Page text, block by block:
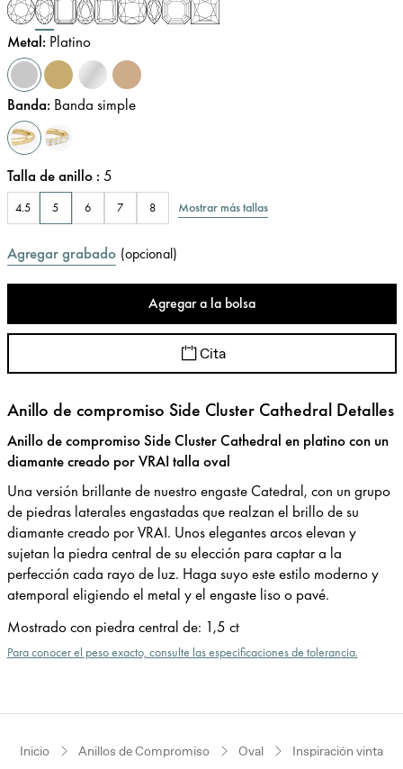
Metal: Platino
Banda: Banda simple
Talla de anillo : 5
4.5 5 6 7 8 Mostrar más tallas
Agregar grabado (opcional)
Agregar a la bolsa
Cita
Anillo de compromiso Side Cluster Cathedral Detalles
Anillo de compromiso Side Cluster Cathedral en platino con un
diamante creado por VRAI talla oval
Una versión brillante de nuestro engaste Catedral, con un grupo
de piedras laterales engastadas que realzan el brillo de su
diamante creado por VRAI. Unos elegantes arcos elevan y
sujetan la piedra central de su elección para captar a la
perfección cada rayo de luz. Haga suyo este estilo moderno y
atemporal eligiendo el metal y el engaste liso o pavé.
Mostrado con piedra central de: 1,5 ct
Para conocer el peso exacto, consulte las especificaciones de tolerancia.
Inicio Anillos de Compromiso Oval Inspiración vintage